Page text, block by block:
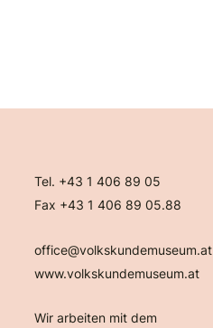
Tel. +43 1 406 89 05
Fax +43 1 406 89 05.88
office@volkskundemuseum.at
www.volkskundemuseum.at
Wir arbeiten mit dem